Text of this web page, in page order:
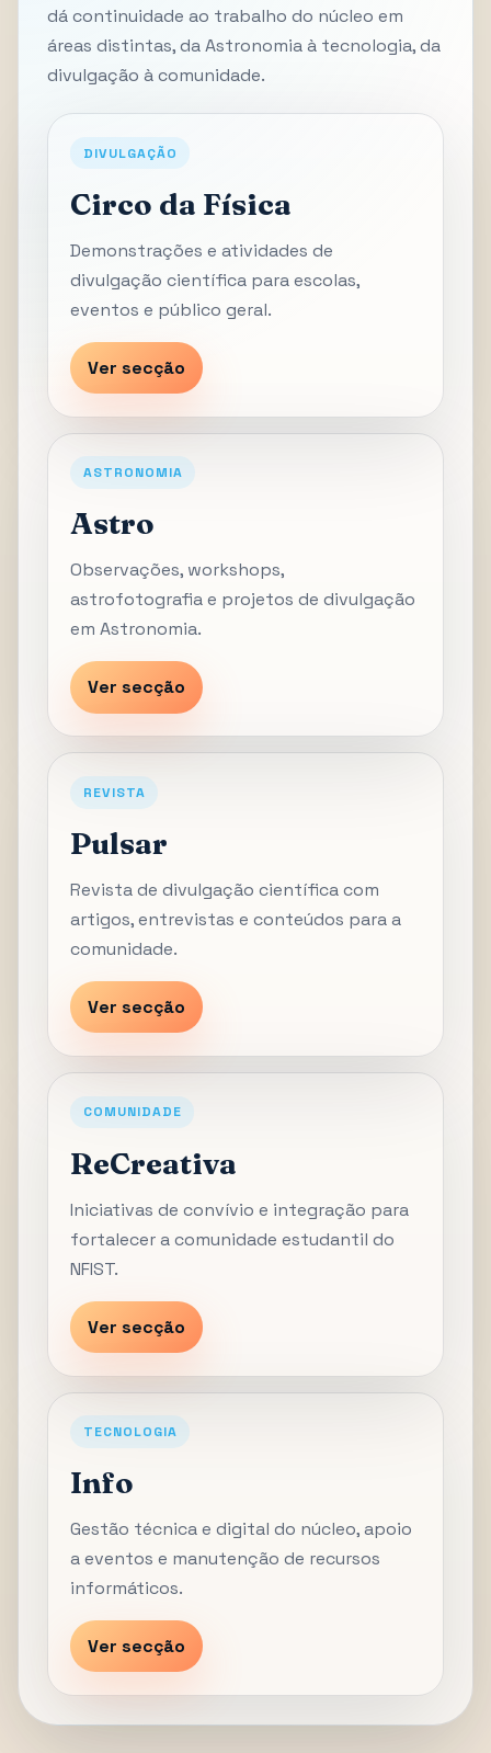
dá continuidade ao trabalho do núcleo em
áreas distintas, da Astronomia à tecnologia, da
divulgação à comunidade.
DIVULGAÇÃO
Circo da Física
Demonstrações e atividades de
divulgação científica para escolas,
eventos e público geral.
Ver secção
ASTRONOMIA
Astro
Observações, workshops,
astrofotografia e projetos de divulgação
em Astronomia.
Ver secção
REVISTA
Pulsar
Revista de divulgação científica com
artigos, entrevistas e conteúdos para a
comunidade.
Ver secção
COMUNIDADE
ReCreativa
Iniciativas de convívio e integração para
fortalecer a comunidade estudantil do
NFIST.
Ver secção
TECNOLOGIA
Info
Gestão técnica e digital do núcleo, apoio
a eventos e manutenção de recursos
informáticos.
Ver secção